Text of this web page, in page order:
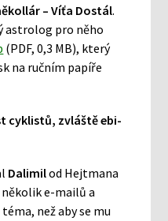
– Víťa Dostál.
astrolog pro něho
(PDF, 0,3 MB), který
na ručním papíře
cyklistů, zvláště ebi-
Dalimilod Hejtmana
několik e-mailů a
než aby se mu